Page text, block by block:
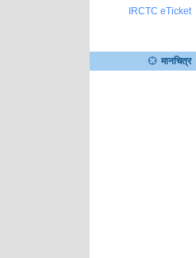
IRCTC eTicket
मानचित्र